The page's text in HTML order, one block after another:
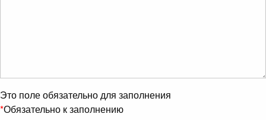
Это поле обязательно для заполнения
*Обязательно к заполнению